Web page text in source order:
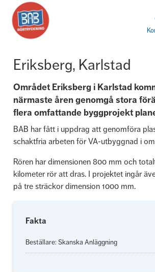
Eriksberg, Karlstad
Området Eriksberg i Karlstad
närmaste åren genomgå stora
flera omfattande byggprojekt
BAB har fått i uppdrag att genomföra
schaktfria arbeten för VA-utbyggnad i
Rören har dimensionen 800 mm och
kilometer rör att dras. I projektet ingår
på tre sträckor dimension 1000 mm.
Fakta
Beställare: Skanska Anläggning